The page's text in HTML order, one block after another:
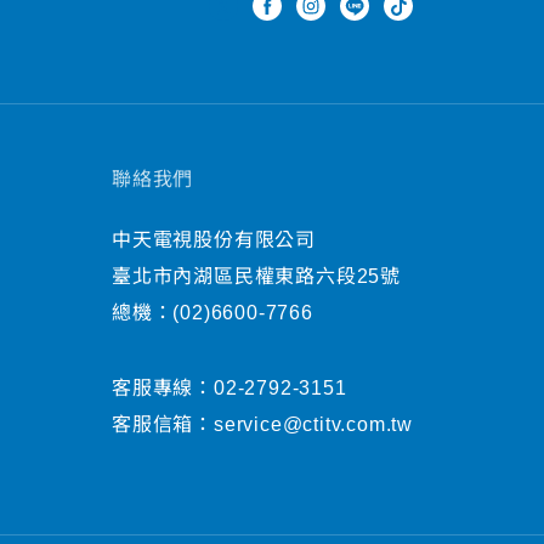
聯絡我們
中天電視股份有限公司
臺北市內湖區民權東路六段25號
總機： (02)6600-7766
客服專線： 02-2792-3151
客服信箱： service@ctitv.com.tw